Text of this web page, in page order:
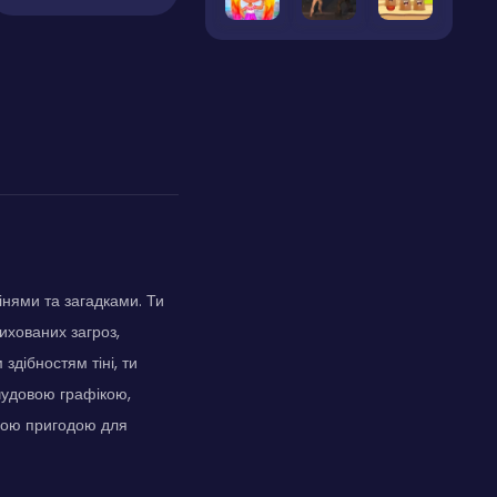
та загадками. Ти
загроз,
тіні, ти
графікою,
пригодою для